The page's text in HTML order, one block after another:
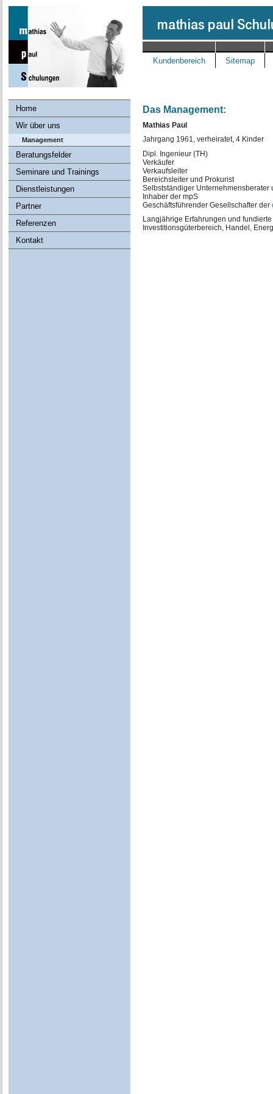
Kundenbereich Sitemap
Home
Wir über uns
Management
Beratungsfelder
Seminare und Trainings
Dienstleistungen
Partner
Referenzen
Kontakt
Das Management:
Mathias Paul
Jahrgang 1961, verheiratet, 4 Kinder
Dipl. Ingenieur (TH)
Verkäufer
Verkaufsleiter
Bereichsleiter und Prokurist
Selbstständiger Unternehmensberater
Inhaber der mpS
Geschäftsführender Gesellschafter der
Langjährige Erfahrungen und
Investitionsgüterbereich, Handel,